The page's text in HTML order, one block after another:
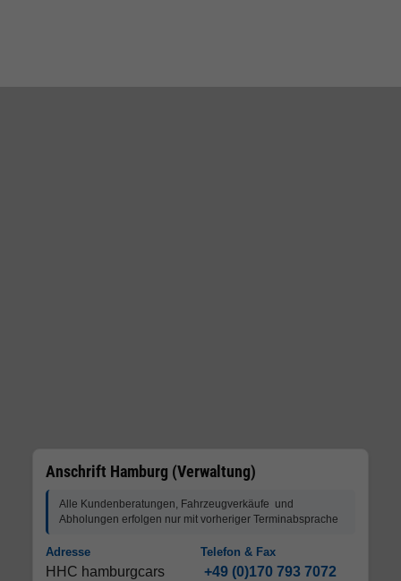
Anschrift Hamburg (Verwaltung)
Alle Kundenberatungen, Fahrzeugverkäufe und
Abholungen erfolgen nur mit vorheriger Terminabsprache
Adresse
HHC hamburgcars
Telefon & Fax
+49 (0)170 793 7072